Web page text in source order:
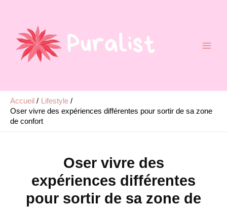
Accueil
Lifestyle
Oser vivre des expériences différentes pour sortir de sa zone
de confort
Oser vivre des
expériences différentes
pour sortir de sa zone de